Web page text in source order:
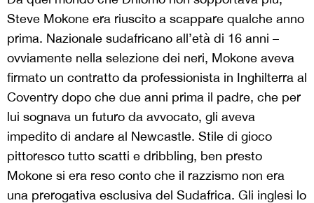
Steve Mokone era riuscito a scappare qualche anno
prima. Nazionale sudafricano all’età di 16 anni –
ovviamente nella selezione dei neri, Mokone aveva
firmato un contratto da professionista in Inghilterra al
Coventry dopo che due anni prima il padre, che per
lui sognava un futuro da avvocato, gli aveva
impedito di andare al Newcastle. Stile di gioco
pittoresco tutto scatti e dribbling, ben presto
Mokone si era reso conto che il razzismo non era
una prerogativa esclusiva del Sudafrica. Gli inglesi lo